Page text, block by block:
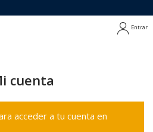
Entrar
cuenta
acceder a tu cuenta en